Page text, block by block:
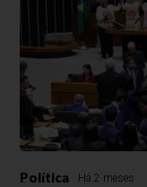
Política Há 2 meses